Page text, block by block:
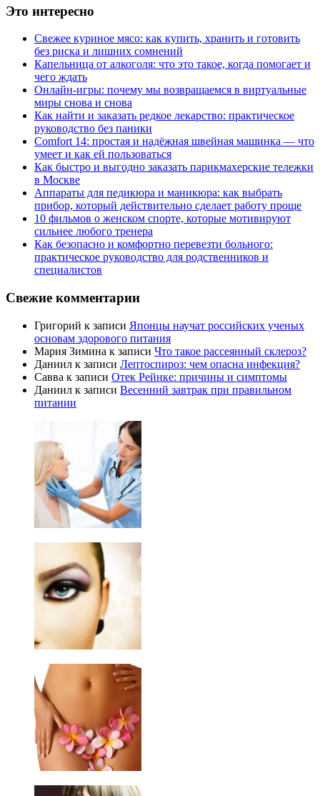
Это интересно
Свежее куриное мясо: как купить, хранить и готовить
без риска и лишних сомнений
Капельница от алкоголя: что это такое, когда помогает и
чего ждать
Онлайн-игры: почему мы возвращаемся в виртуальные
миры снова и снова
Как найти и заказать редкое лекарство: практическое
руководство без паники
Comfort 14: простая и надёжная швейная машинка — что
умеет и как ей пользоваться
Как быстро и выгодно заказать парикмахерские тележки
в Москве
Аппараты для педикюра и маникюра: как выбрать
прибор, который действительно сделает работу проще
10 фильмов о женском спорте, которые мотивируют
сильнее любого тренера
Как безопасно и комфортно перевезти больного:
практическое руководство для родственников и
специалистов
Свежие комментарии
Григорий к записи Японцы научат российских ученых
основам здорового питания
Мария Зимина к записи Что такое рассеянный склероз?
Даниил к записи Лептоспироз: чем опасна инфекция?
Савва к записи Отек Рейнке: причины и симптомы
Даниил к записи Весенний завтрак при правильном
питании